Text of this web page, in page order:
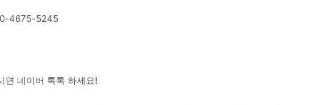
4675-5245
면 네이버 톡톡 하세요!